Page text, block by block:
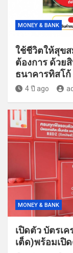
MONEY & BANK
ใช้ชีวิตให้สุข
ต้องการ ด้วย
ธนาคารทิสโก้
4 ปี ago
MONEY & BANK
เปิดตัว บัตรเ
เต็ด)พร้อมเปิ